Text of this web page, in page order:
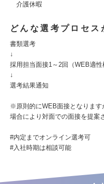
介護休暇
どんな選考プロセス
書類選考
↓
採用担当面接1～2回（WEB適性
↓
選考結果通知
※原則的にWEB面接となります
場合により対面での面接を提案
#内定までオンライン選考可
#入社時期は相談可能